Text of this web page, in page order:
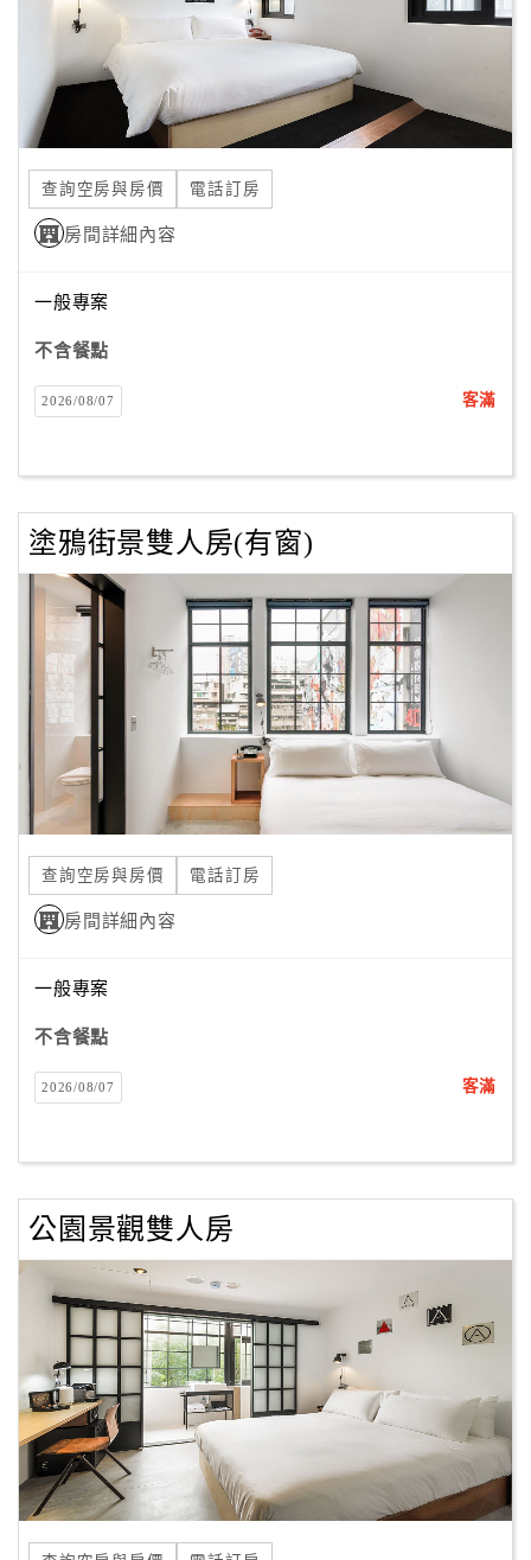
查詢空房與房價 電話訂房
房間詳細內容
一般專案
不含餐點
2026/08/07 客滿
塗鴉街景雙人房(有窗)
查詢空房與房價 電話訂房
房間詳細內容
一般專案
不含餐點
2026/08/07 客滿
公園景觀雙人房